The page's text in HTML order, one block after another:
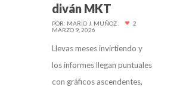
diván MKT
POR: MARIO J. MUÑOZ
MARZO 9, 2026
2
Llevas meses invirtiendo y
los informes llegan puntuales
con gráficos ascendentes,